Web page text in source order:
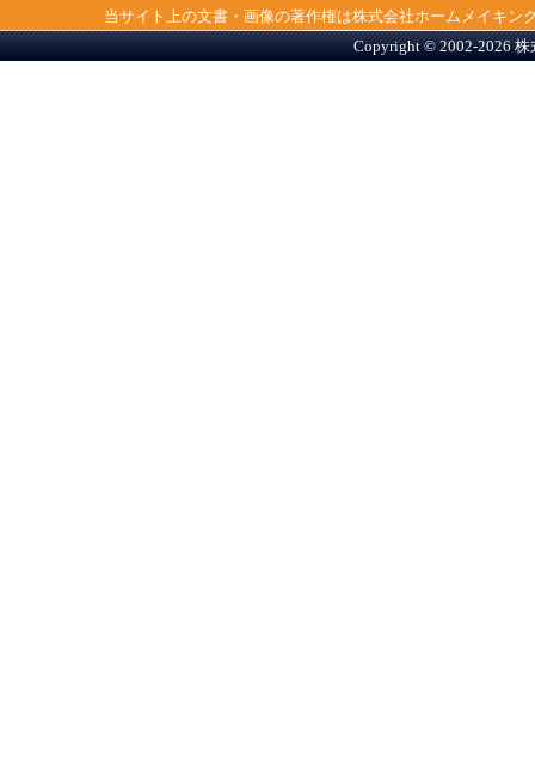
当サイト上の文書・画像の著作権は株式会社ホームメイキ
Copyright © 2002-2026